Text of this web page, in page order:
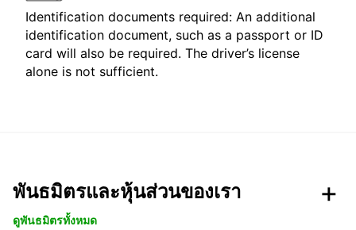
Identification documents required: An additional
identification document, such as a passport or ID
card will also be required. The driver’s license
alone is not sufficient.
พันธมิตรและหุ้นส่วนของเรา
ดูพันธมิตรทั้งหมด